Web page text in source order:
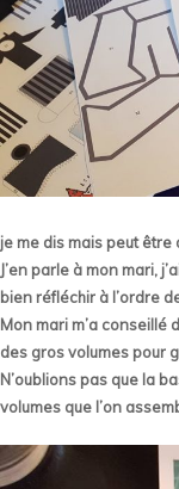
je me dis mais peut être
J’en parle à mon mari,
bien réfléchir à l’ordre
Mon mari m’a conseillé
des gros volumes pour
N’oublions pas que la
volumes que l’on